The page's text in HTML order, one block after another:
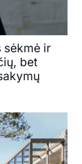
sėkmė ir
bet